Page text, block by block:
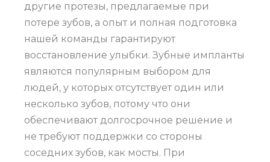
другие протезы, предлагаемые при
потере зубов, а опыт и полная подготовка
нашей команды гарантируют
восстановление улыбки. Зубные импланты
являются популярным выбором для
людей, у которых отсутствует один или
несколько зубов, потому что они
обеспечивают долгосрочное решение и
не требуют поддержки со стороны
соседних зубов, как мосты. При